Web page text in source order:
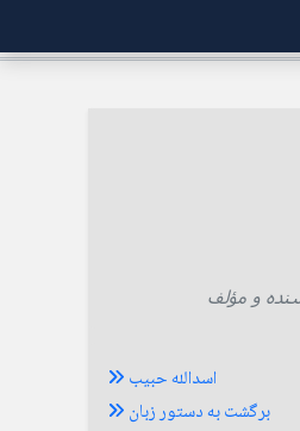
و مؤلف
اسدالله حبیب
برگشت به دستور زبان